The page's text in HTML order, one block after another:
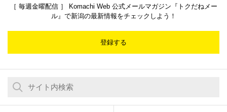
［ 毎週金曜配信 ］ Komachi Web 公式メールマガジン『トクだねメー
ル』で新潟の最新情報をチェックしよう！
登録する